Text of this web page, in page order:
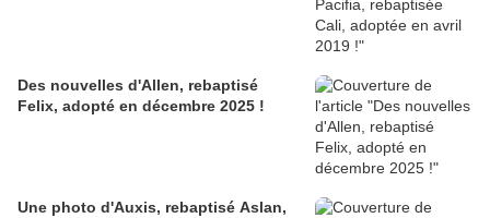
Des nouvelles d'Allen, rebaptisé
Felix, adopté en décembre 2025 !
Une photo d'Auxis, rebaptisé Aslan,